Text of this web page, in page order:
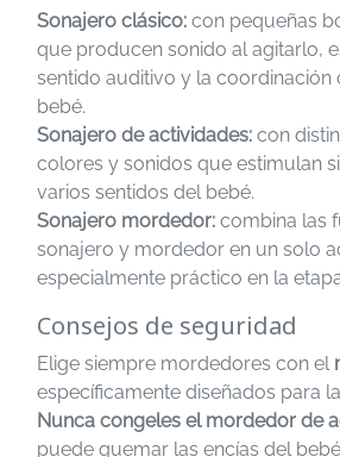
Sonajero clásico: con pequeñas
que producen sonido al agitarlo,
sentido auditivo y la
bebé.
Sonajero de actividades: con
colores y sonidos que estimulan
varios sentidos del bebé.
Sonajero mordedor: combina las
sonajero y mordedor en un solo
especialmente práctico en la
Consejos de seguridad
Elige siempre mordedores con el
específicamente diseñados para
Nunca congeles el mordedor de
puede quemar las encías del